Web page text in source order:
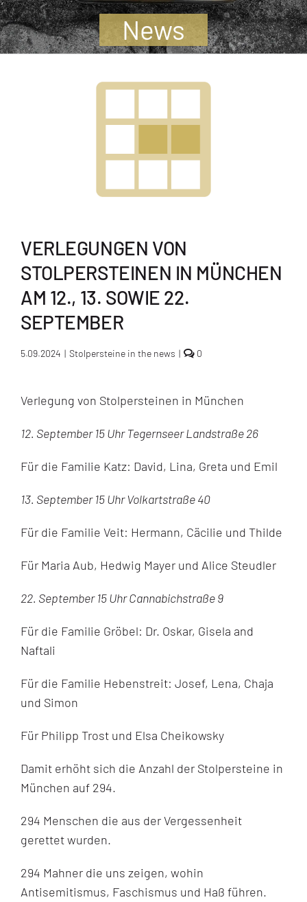
Jugendliche
Unterstützen
News
VERLEGUNGEN VON
STOLPERSTEINEN IN MÜNCHEN
AM 12., 13. SOWIE 22.
SEPTEMBER
5.09.2024 | Stolpersteine in the news | 0comments
Stolpersteinen
am
sowie
Verlegung von Stolpersteinen in München
12. September 15 Uhr Tegernseer Landstraße 26
Für die Familie Katz: David, Lina, Greta und Emil
13. September 15 Uhr Volkartstraße 40
Für die Familie Veit: Hermann, Cäcilie und Thilde
Für Maria Aub, Hedwig Mayer und Alice Steudler
22. September 15 Uhr Cannabichstraße 9
Für die Familie Gröbel: Dr. Oskar, Gisela and
Naftali
Für die Familie Hebenstreit: Josef, Lena, Chaja
und Simon
Für Philipp Trost und Elsa Cheikowsky
Damit erhöht sich die Anzahl der Stolpersteine in
München auf 294.
294 Menschen die aus der Vergessenheit
gerettet wurden.
294 Mahner die uns zeigen, wohin
Antisemitismus, Faschismus und Haß führen.